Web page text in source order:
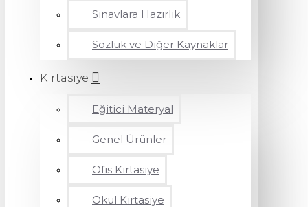
Sınavlara Hazırlık
Sözlük ve Diğer Kaynaklar
Kırtasiye
Eğitici Materyal
Genel Ürünler
Ofis Kırtasiye
Okul Kırtasiye